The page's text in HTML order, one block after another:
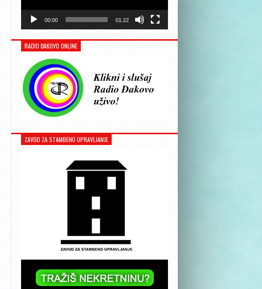
00:00 01:22
RADIO ĐAKOVO ONLINE
ZAVOD ZA STAMBENO UPRAVLJANJE